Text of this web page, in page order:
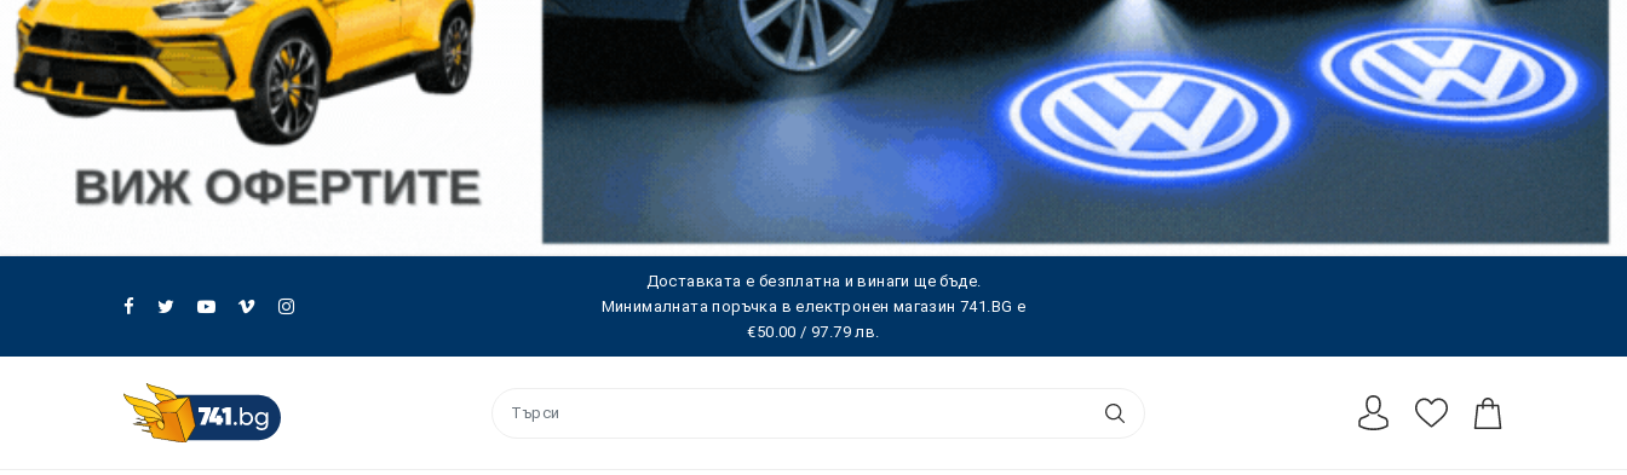
Доставката е безплатна и винаги ще бъде.
Минималната поръчка в електронен магазин 741.BG е
€50.00 / 97.79 лв.